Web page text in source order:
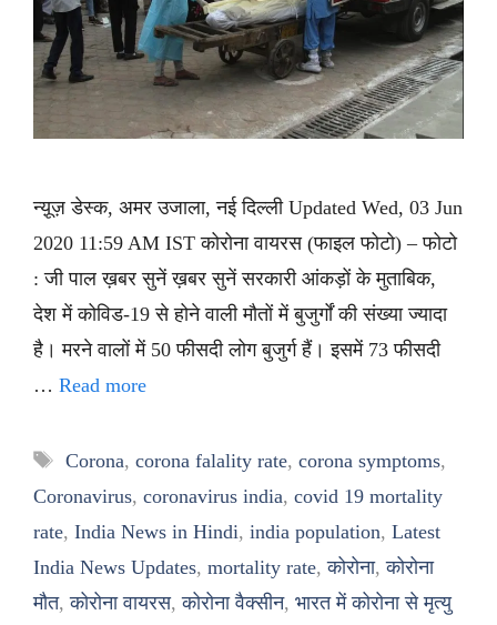
न्यू़ज़ डेस्क, अमर उजाला, नई दिल्ली Updated Wed, 03 Jun
2020 11:59 AM IST कोरोना वायरस (फाइल फोटो) – फोटो
: जी पाल ख़बर सुनें ख़बर सुनें सरकारी आंकड़ों के मुताबिक,
देश में कोविड-19 से होने वाली मौतों में बुजुर्गों की संख्या ज्यादा
है। मरने वालों में 50 फीसदी लोग बुजुर्ग हैं। इसमें 73 फीसदी
… Read more
Tags
Corona, corona falality rate, corona symptoms,
Coronavirus, coronavirus india, covid 19 mortality
rate, India News in Hindi, india population, Latest
India News Updates, mortality rate,कोरोना,कोरोना
मौत,कोरोना वायरस,कोरोना वैक्सीन, भारत में कोरोना से मृत्यु